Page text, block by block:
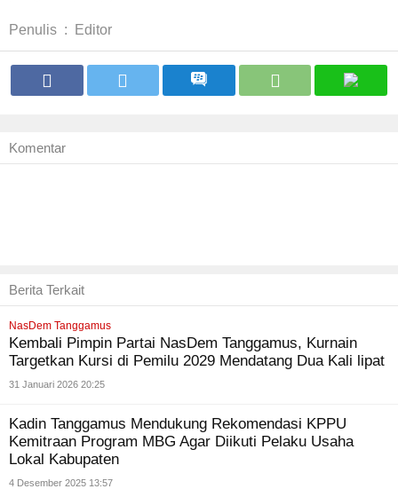
Penulis : Editor
Komentar
Berita Terkait
NasDem Tanggamus
Kembali Pimpin Partai NasDem Tanggamus, Kurnain
Targetkan Kursi di Pemilu 2029 Mendatang Dua Kali lipat
31 Januari 2026 20:25
Kadin Tanggamus Mendukung Rekomendasi KPPU
Kemitraan Program MBG Agar Diikuti Pelaku Usaha
Lokal Kabupaten
4 Desember 2025 13:57